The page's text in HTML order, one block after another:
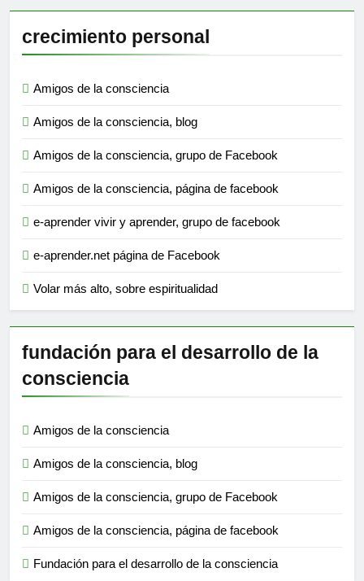
crecimiento personal
Amigos de la consciencia
Amigos de la consciencia, blog
Amigos de la consciencia, grupo de Facebook
Amigos de la consciencia, página de facebook
e-aprender vivir y aprender, grupo de facebook
e-aprender.net página de Facebook
Volar más alto, sobre espiritualidad
fundación para el desarrollo de la
consciencia
Amigos de la consciencia
Amigos de la consciencia, blog
Amigos de la consciencia, grupo de Facebook
Amigos de la consciencia, página de facebook
Fundación para el desarrollo de la consciencia